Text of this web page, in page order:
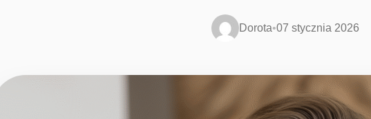
Dorota•07 stycznia 2026